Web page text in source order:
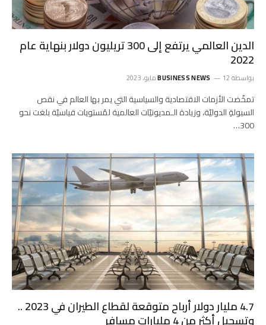
الدين العالمي يرتفع إلى 300 تريليون دولار بنهاية عام
2022
بواسطة BUSINESS NEWS 12 مايو، 2023
تمخّضت الأزمات الاقتصادية والسياسية التي يمر بها العالم في نقص
السيولةِ الدوليّة، وزيادة الـمديونيّات العالمية لمُستويات قياسيّة بلغت نحو
300…
4.7 مليار دولار أرباح متوقعة لقطاع الطيران في 2023 ..
وتسجيل أكثر من 4 مليارات مسافر